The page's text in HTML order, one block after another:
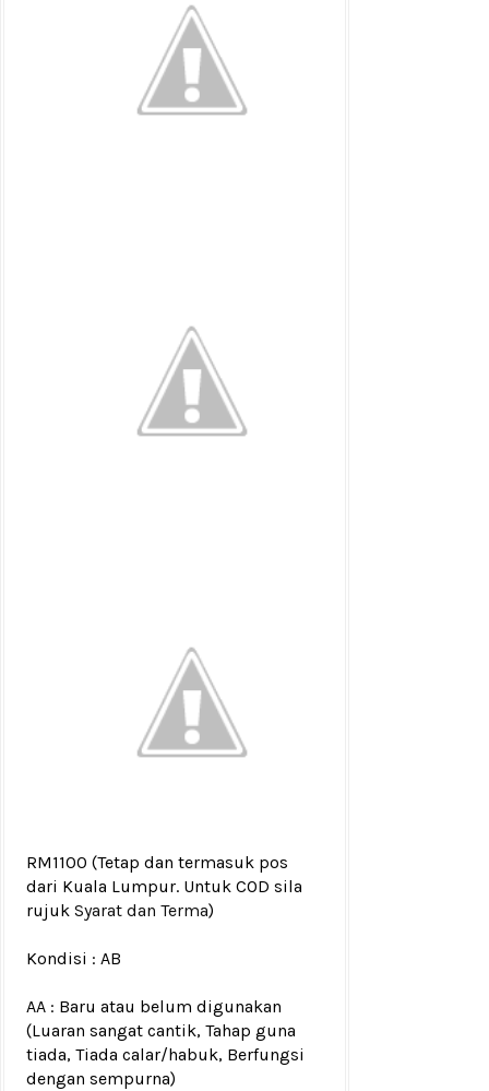
RM1100 (Tetap dan termasuk pos
dari Kuala Lumpur. Untuk COD sila
rujuk Syarat dan Terma)
Kondisi : AB
AA : Baru atau belum digunakan
(Luaran sangat cantik, Tahap guna
tiada, Tiada calar/habuk, Berfungsi
dengan sempurna)